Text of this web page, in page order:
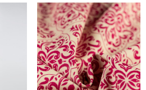
Details